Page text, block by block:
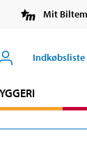
Mit
Indkøbsliste